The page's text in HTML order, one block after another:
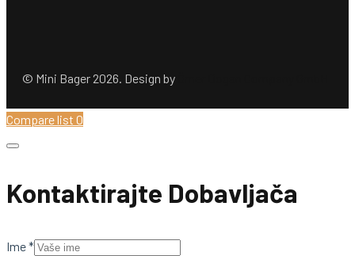
© Mini Bager 2026. Design by
Compare list 0
Kontaktirajte Dobavljača
Ime*